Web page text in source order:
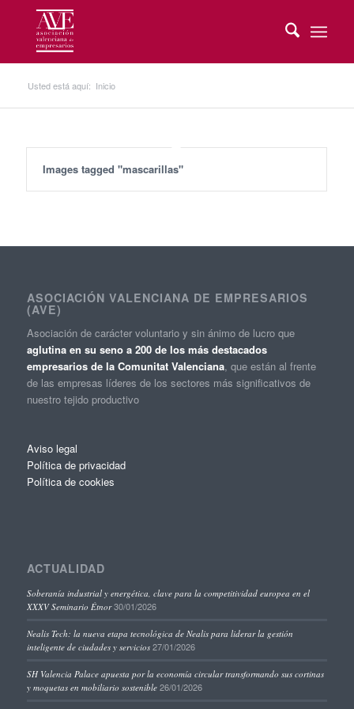
Usted está aquí: Inicio
Images tagged "mascarillas"
ASOCIACIÓN VALENCIANA DE EMPRESARIOS
(AVE)
Asociación de carácter voluntario y sin ánimo de lucro que
aglutina en su seno a 200 de los más destacados
empresarios de la Comunitat Valenciana, que están al frente
de las empresas líderes de los sectores más significativos de
nuestro tejido productivo
Aviso legal
Política de privacidad
Política de cookies
ACTUALIDAD
Soberanía industrial y energética, clave para la competitividad europea en el
XXXV Seminario Étnor 30/01/2026
Nealis Tech: la nueva etapa tecnológica de Nealis para liderar la gestión
inteligente de ciudades y servicios 27/01/2026
SH Valencia Palace apuesta por la economía circular transformando sus cortinas
y moquetas en mobiliario sostenible 26/01/2026